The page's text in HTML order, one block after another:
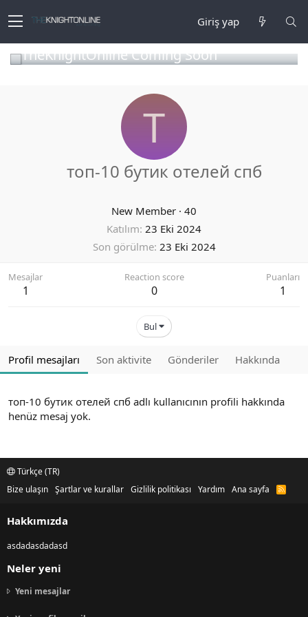
Giriş yap
TheKnightOnline Coming Soon
Т
топ-10 бутик отелей спб
New Member · 40
Katılım 23 Eki 2024
Son görülme 23 Eki 2024
Mesajlar
1
Reaction score
0
Puanları
1
Bul
Profil mesajları Son aktivite Gönderiler Hakkında
топ-10 бутик отелей спб adlı kullanıcının profili hakkında
henüz mesaj yok.
Türkçe (TR)
Bize ulaşın Şartlar ve kurallar Gizlilik politikası Yardım Ana sayfa
R
Hakkımızda
asdadasdadasd
Neler yeni
Yeni mesajlar